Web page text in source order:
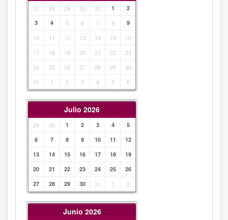
27 28 29 30 31 1
2
3
4 5 6 7 8 9
10 11 12 13 14 15
16
17
18 19 20 21 22
23
24
25 26 27 28 29
30
31
1 2 3 4 5 6
Julio 2026
29 30 1 2 3 4
5
6
7 8 9 10 11
12
13
14 15 16 17 18
19
20
21 22 23 24 25
26
27
28 29 30 31 1 2
Junio 2026